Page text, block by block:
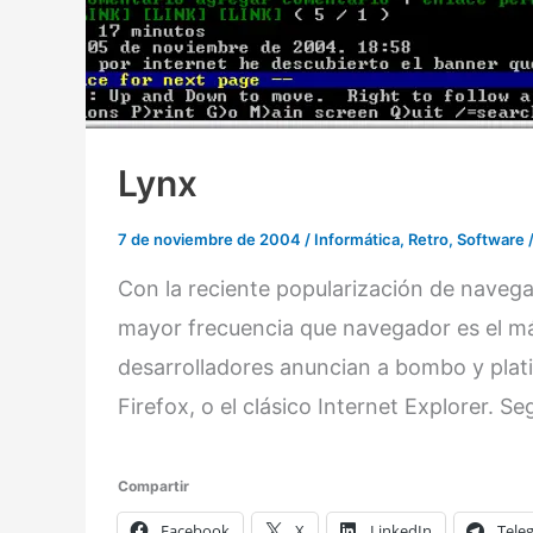
Lynx
7 de noviembre de 2004 / Informática, Retro, Software/
Con la reciente popularización de
mayor frecuencia que navegador es el
desarrolladores anuncian a bombo y
Firefox, o el clásico Internet Explorer.
Compartir